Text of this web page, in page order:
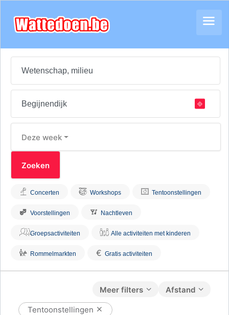
Deze week
Concerten Workshops Tentoonstellingen
Voorstellingen Nachtleven
Groepsactiviteiten Alle activiteiten met kinderen
Rommelmarkten € Gratis activiteiten
Afstand
Meer filters
Tentoonstellingen